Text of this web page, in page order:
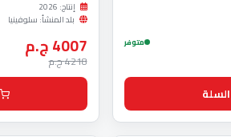
متوفر
إنتاج: 2026
بلد المنشأ: سلوفينيا
4007 ج.م
4218 ج.م